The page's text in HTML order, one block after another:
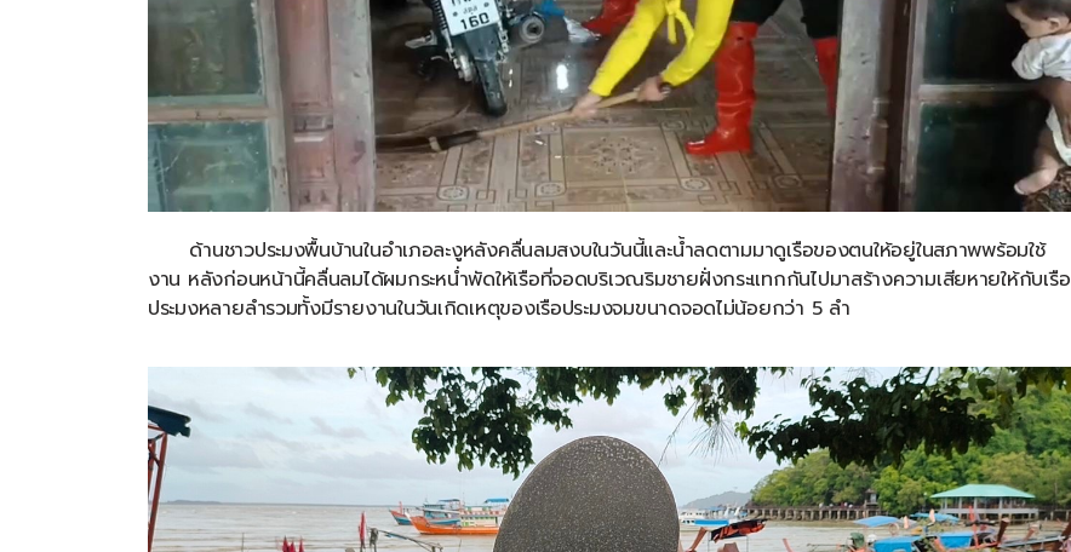
ด้านชาวประมงพื้นบ้านในอำเภอละงูหลังคลื่นลมสงบในวันนี้และน้ำลดตามมาดูเรือของตนให้อยู่ในสภาพพร้อมใช้
งาน หลังก่อนหน้านี้คลื่นลมได้ผมกระหน่ำพัดให้เรือที่จอดบริเวณริมชายฝั่งกระแทกกันไปมาสร้างความเสียหายให้กับเรือ
ประมงหลายลำรวมทั้งมีรายงานในวันเกิดเหตุของเรือประมงจมขนาดจอดไม่น้อยกว่า 5 ลำ